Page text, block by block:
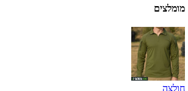
מומלצים
חולצה